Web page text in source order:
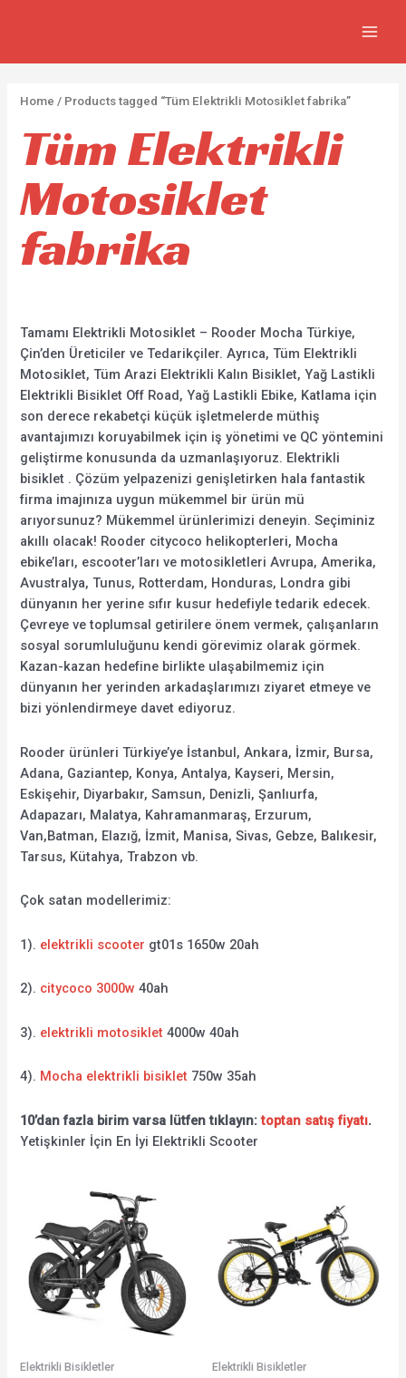
r
u
c
t
0
o
d
u
r
u
c
t
r
u
c
t
Home / Products tagged “Tüm Elektrikli Motosiklet fabrika”
Tüm Elektrikli
Motosiklet
fabrika
Tamamı Elektrikli Motosiklet – Rooder Mocha Türkiye,
Çin’den Üreticiler ve Tedarikçiler. Ayrıca, Tüm Elektrikli
Motosiklet, Tüm Arazi Elektrikli Kalın Bisiklet, Yağ Lastikli
Elektrikli Bisiklet Off Road, Yağ Lastikli Ebike, Katlama için
son derece rekabetçi küçük işletmelerde müthiş
avantajımızı koruyabilmek için iş yönetimi ve QC yöntemini
geliştirme konusunda da uzmanlaşıyoruz. Elektrikli
bisiklet . Çözüm yelpazenizi genişletirken hala fantastik
firma imajınıza uygun mükemmel bir ürün mü
arıyorsunuz? Mükemmel ürünlerimizi deneyin. Seçiminiz
akıllı olacak! Rooder citycoco helikopterleri, Mocha
ebike’ları, escooter’ları ve motosikletleri Avrupa, Amerika,
Avustralya, Tunus, Rotterdam, Honduras, Londra gibi
dünyanın her yerine sıfır kusur hedefiyle tedarik edecek.
Çevreye ve toplumsal getirilere önem vermek, çalışanların
sosyal sorumluluğunu kendi görevimiz olarak görmek.
Kazan-kazan hedefine birlikte ulaşabilmemiz için
dünyanın her yerinden arkadaşlarımızı ziyaret etmeye ve
bizi yönlendirmeye davet ediyoruz.
Rooder ürünleri Türkiye’ye İstanbul, Ankara, İzmir, Bursa,
Adana, Gaziantep, Konya, Antalya, Kayseri, Mersin,
Eskişehir, Diyarbakır, Samsun, Denizli, Şanlıurfa,
Adapazarı, Malatya, Kahramanmaraş, Erzurum,
Van,Batman, Elazığ, İzmit, Manisa, Sivas, Gebze, Balıkesir,
Tarsus, Kütahya, Trabzon vb.
Çok satan modellerimiz:
1). elektrikli scooter gt01s 1650w 20ah
2). citycoco 3000w 40ah
3). elektrikli motosiklet 4000w 40ah
4). Mocha elektrikli bisiklet 750w 35ah
10’dan fazla birim varsa lütfen tıklayın:toptan satış fiyatı.
Yetişkinler İçin En İyi Elektrikli Scooter
Elektrikli Bisikletler Elektrikli Bisikletler